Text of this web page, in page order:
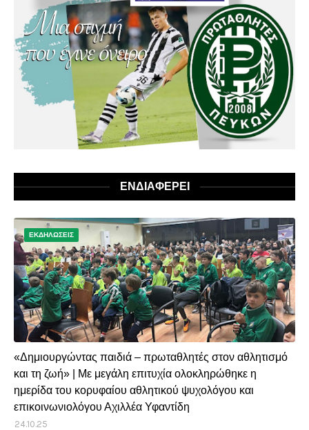
ΕΝΔΙΑΦΕΡΕΙ
ΕΚΔΗΛΩΣΕΙΣ
«Δημιουργώντας παιδιά – πρωταθλητές στον αθλητισμό
και τη ζωή» | Με μεγάλη επιτυχία ολοκληρώθηκε η
ημερίδα του κορυφαίου αθλητικού ψυχολόγου και
επικοινωνιολόγου Αχιλλέα Υφαντίδη
24.10.25